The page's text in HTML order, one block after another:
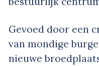
Gevoed door een
van mondige
nieuwe